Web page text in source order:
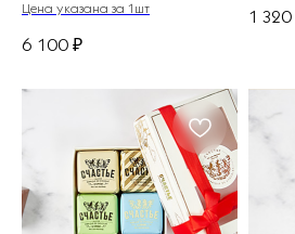
Цена указана за 1шт
6 100 ₽
1 320